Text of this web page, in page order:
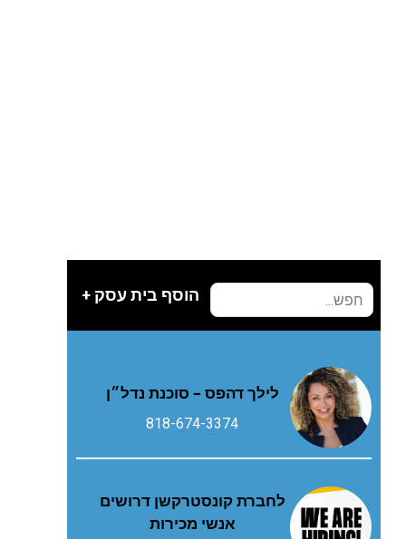
הוסף בית עסק +
לילך דהפס – סוכנת נדל״ן
818-674-3374
לחברת קונסטרקשן דרושים
אנשי מכירות